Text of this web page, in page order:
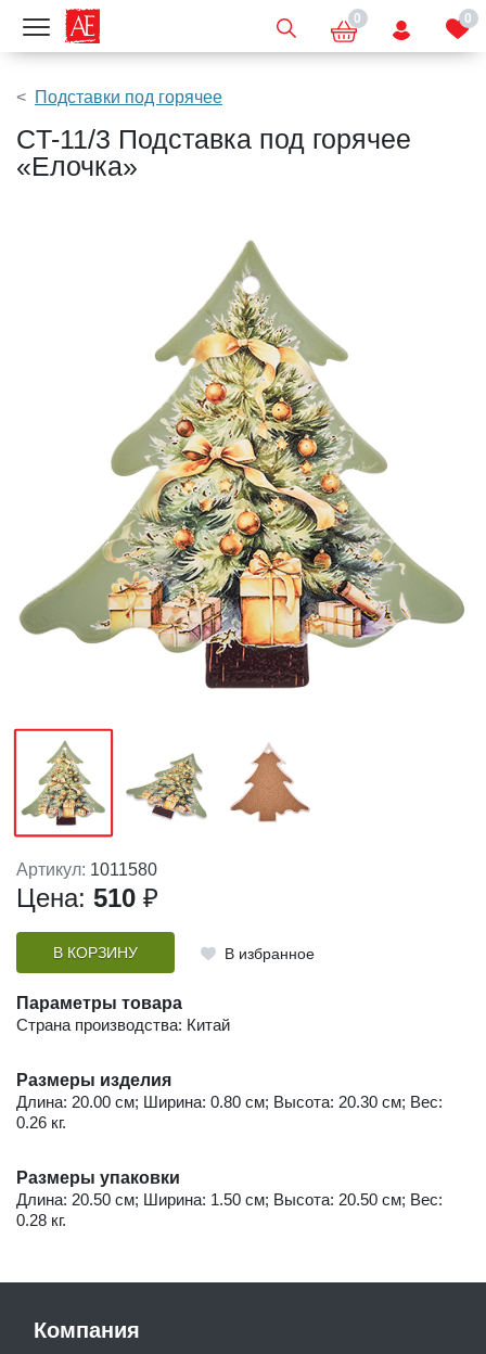
Показать меню 0 0
Подставки под горячее
CT-11/3 Подставка под горячее
«Елочка»
Артикул: 1011580
Цена: 510 ₽
В КОРЗИНУ В избранное
Параметры товара
Страна производства: Китай
Размеры изделия
Длина: 20.00 см; Ширина: 0.80 см; Высота: 20.30 см; Вес:
0.26 кг.
Размеры упаковки
Длина: 20.50 см; Ширина: 1.50 см; Высота: 20.50 см; Вес:
0.28 кг.
Компания